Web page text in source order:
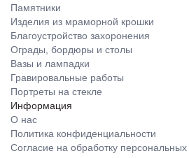
Памятники
Изделия из мраморной крошки
Благоустройство захоронения
Ограды, бордюры и столы
Вазы и лампадки
Гравировальные работы
Портреты на стекле
Информация
О нас
Политика конфиденциальности
Согласие на обработку